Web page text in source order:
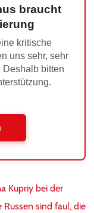
braucht
kritische
uns sehr, sehr
Deshalb bitten
Kupriy bei der
sind faul, die